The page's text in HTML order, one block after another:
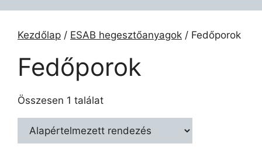
Kezdőlap / ESAB hegesztőanyagok / Fedőporok
Fedőporok
Összesen 1 találat